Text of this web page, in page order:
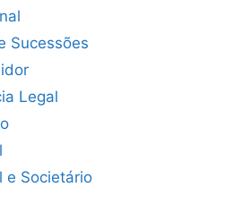
Sucessões
Legal
e Societário